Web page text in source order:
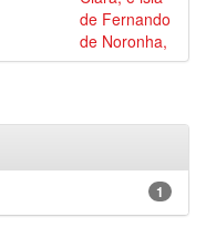
de Fernando
de Noronha,
1